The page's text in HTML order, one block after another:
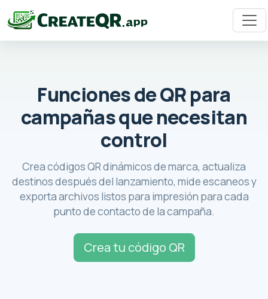
Funciones de QR para
campañas que necesitan
control
Crea códigos QR dinámicos de marca, actualiza
destinos después del lanzamiento, mide escaneos y
exporta archivos listos para impresión para cada
punto de contacto de la campaña.
Crea tu código QR